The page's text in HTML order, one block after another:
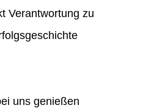
Verantwortung zu
uns genießen